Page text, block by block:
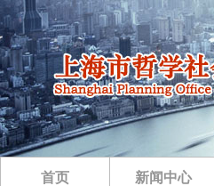
首页 新闻中心